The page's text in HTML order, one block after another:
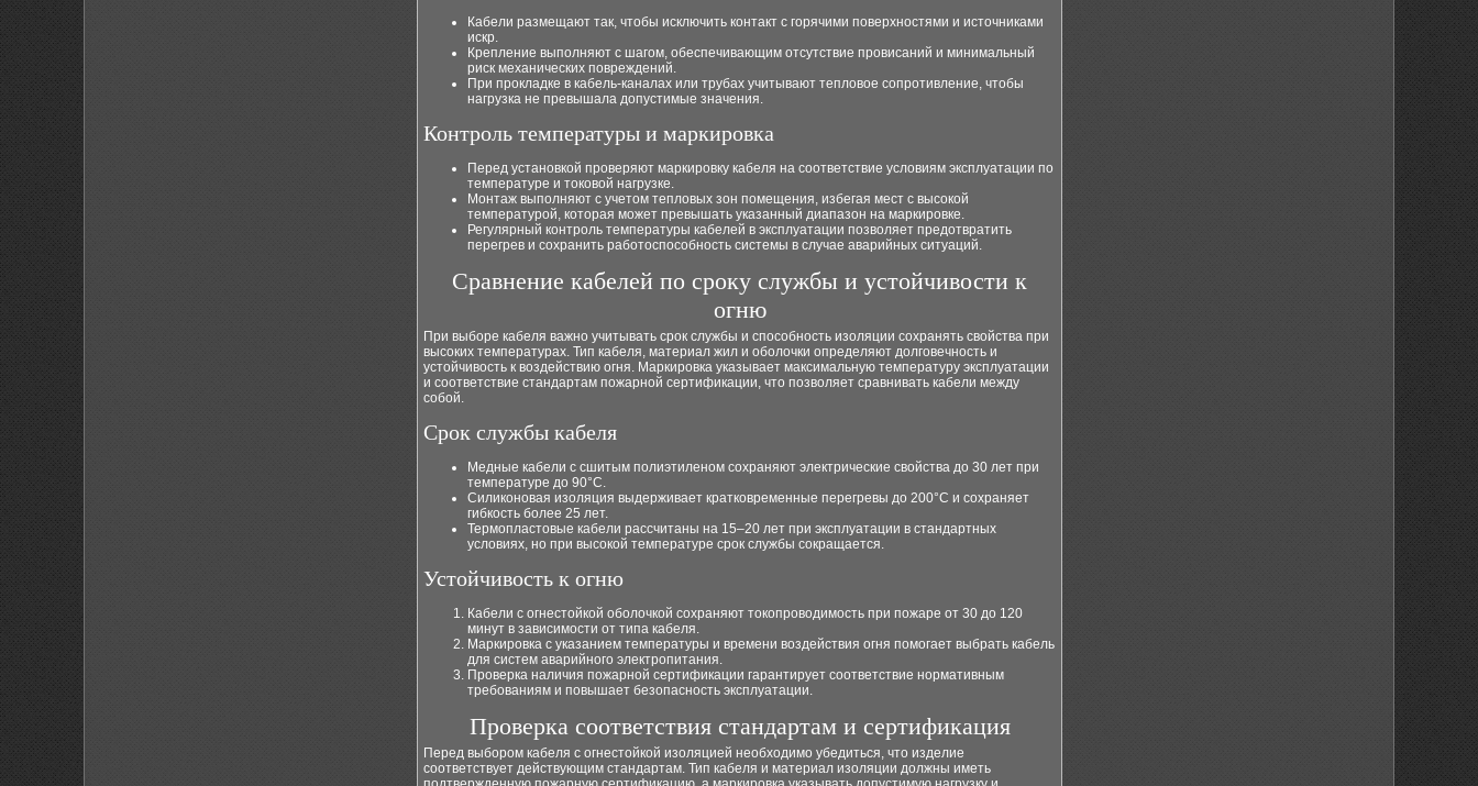
Кабели размещают так, чтобы исключить контакт с горячими поверхностями и источниками
искр.
Крепление выполняют с шагом, обеспечивающим отсутствие провисаний и минимальный
риск механических повреждений.
При прокладке в кабель-каналах или трубах учитывают тепловое сопротивление, чтобы
нагрузка не превышала допустимые значения.
Контроль температуры и маркировка
Перед установкой проверяют маркировку кабеля на соответствие условиям эксплуатации по
температуре и токовой нагрузке.
Монтаж выполняют с учетом тепловых зон помещения, избегая мест с высокой
температурой, которая может превышать указанный диапазон на маркировке.
Регулярный контроль температуры кабелей в эксплуатации позволяет предотвратить
перегрев и сохранить работоспособность системы в случае аварийных ситуаций.
Сравнение кабелей по сроку службы и устойчивости к
огню
При выборе кабеля важно учитывать срок службы и способность изоляции сохранять свойства при
высоких температурах. Тип кабеля, материал жил и оболочки определяют долговечность и
устойчивость к воздействию огня. Маркировка указывает максимальную температуру эксплуатации
и соответствие стандартам пожарной сертификации, что позволяет сравнивать кабели между
собой.
Срок службы кабеля
Медные кабели с сшитым полиэтиленом сохраняют электрические свойства до 30 лет при
температуре до 90°C.
Силиконовая изоляция выдерживает кратковременные перегревы до 200°C и сохраняет
гибкость более 25 лет.
Термопластовые кабели рассчитаны на 15–20 лет при эксплуатации в стандартных
условиях, но при высокой температуре срок службы сокращается.
Устойчивость к огню
Кабели с огнестойкой оболочкой сохраняют токопроводимость при пожаре от 30 до 120
минут в зависимости от типа кабеля.
Маркировка с указанием температуры и времени воздействия огня помогает выбрать кабель
для систем аварийного электропитания.
Проверка наличия пожарной сертификации гарантирует соответствие нормативным
требованиям и повышает безопасность эксплуатации.
Проверка соответствия стандартам и сертификация
Перед выбором кабеля с огнестойкой изоляцией необходимо убедиться, что изделие
соответствует действующим стандартам. Тип кабеля и материал изоляции должны иметь